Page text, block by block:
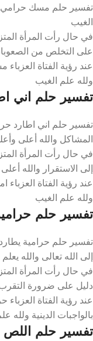
تفسير حلم مسك حرامي
الغيب
في حال رأت المرأة
على التخلص من
عند رؤية الفتاة
ولله علم الغيب
تفسير حلم اني
تفسير حلم اني اطارد
المشاكل والله أعلى
في حال رأت المرأة
إلى الاستقرار والله
عند رؤية الفتاة
ولله علم الغيب
تفسير حلم
تفسير حلم حرامية
إلى الله تعالى والله
في حال رأت المرأة
دليل على ضرورة التقرب
عند رؤية الفتاة
بالواجبات الدينية ولله
تفسير حلم اللص